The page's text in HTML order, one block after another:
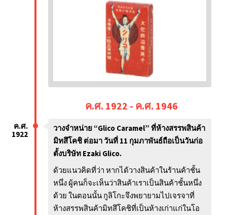
ค.ศ. 1922 - ค.ศ. 1946
ค.ศ.
1922
วางจำหน่าย “Glico Caramel” ที่ห้างสรรพสินค้า
มิทสึโคชิ ต่อมา วันที่ 11 กุมภาพันธ์ถือเป็นวันก่อ
ตั้งบริษัท Ezaki Glico.
ด้วยแนวคิดที่ว่า หากได้วางสินค้าในร้านค้าชั้น
หนึ่ง ผู้คนก็จะเห็นว่าสินค้าเราเป็นสินค้าชั้นหนึ่ง
ด้วย ในตอนนั้น กูลิโกะจึงพยายามไปเจรจาที่
ห้างสรรพสินค้ามิทสึโคชิที่เป็นห้างเก่าแก่ในโอ